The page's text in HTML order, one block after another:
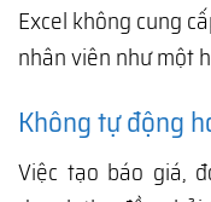
Excel không cung
nhân viên như một
Không tự động
Việc tạo báo giá,